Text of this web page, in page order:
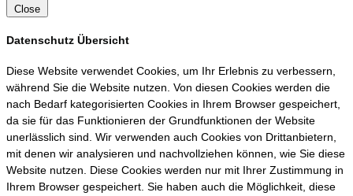
Close
Datenschutz Übersicht
Diese Website verwendet Cookies, um Ihr Erlebnis zu verbessern,
während Sie die Website nutzen. Von diesen Cookies werden die
nach Bedarf kategorisierten Cookies in Ihrem Browser gespeichert,
da sie für das Funktionieren der Grundfunktionen der Website
unerlässlich sind. Wir verwenden auch Cookies von Drittanbietern,
mit denen wir analysieren und nachvollziehen können, wie Sie diese
Website nutzen. Diese Cookies werden nur mit Ihrer Zustimmung in
Ihrem Browser gespeichert. Sie haben auch die Möglichkeit, diese